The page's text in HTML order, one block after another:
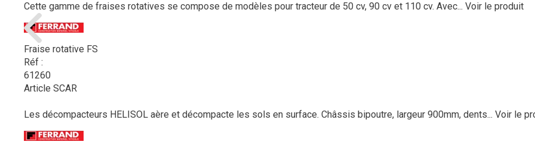
Cette gamme de fraises rotatives se compose de modèles pour tracteur de 50 cv, 90 cv et 110 cv. Avec... Voir le produit
Fraise rotative FS
Réf :
61260
Article SCAR
Les décompacteurs HELISOL aère et décompacte les sols en surface. Châssis bipoutre, largeur 900mm, dents... Voir le